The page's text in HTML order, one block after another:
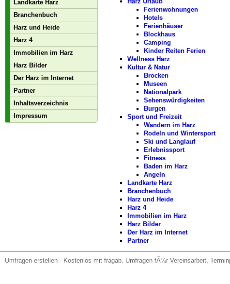
Landkarte Harz
Branchenbuch
Harz und Heide
Harz 4
Immobilien im Harz
Harz Bilder
Der Harz im Internet
Partner
Inhaltsverzeichnis
Impressum
Ferienwohnungen
Hotels
Ferienhäuser
Blockhaus
Camping
Kinder Reiten Ferien
Wellness Harz
Kultur & Natur
Brocken
Museen
Nationalpark
Sehenswürdigkeiten
Burgen
Sport und Freizeit
Wandern im Harz
Rodeln und Wintersport
Ski und Langlauf
Erlebnissport
Fitness
Baden im Harz
Angeln
Landkarte Harz
Branchenbuch
Harz und Heide
Harz 4
Immobilien im Harz
Harz Bilder
Der Harz im Internet
Partner
Umfragen erstellen - Kostenlos mit fragab. Umfragen fÃ¼r Vereinsarbeit,